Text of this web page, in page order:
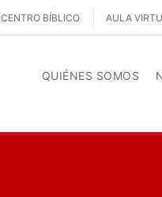
CENTRO BÍBLICO AULA
QUIÉNES SOMOS